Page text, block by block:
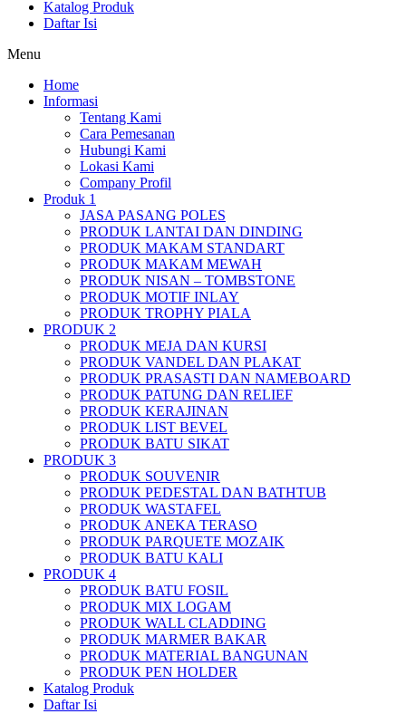
Katalog Produk
Daftar Isi
Menu
Home
Informasi
Tentang Kami
Cara Pemesanan
Hubungi Kami
Lokasi Kami
Company Profil
Produk 1
JASA PASANG POLES
PRODUK LANTAI DAN DINDING
PRODUK MAKAM STANDART
PRODUK MAKAM MEWAH
PRODUK NISAN – TOMBSTONE
PRODUK MOTIF INLAY
PRODUK TROPHY PIALA
PRODUK 2
PRODUK MEJA DAN KURSI
PRODUK VANDEL DAN PLAKAT
PRODUK PRASASTI DAN NAMEBOARD
PRODUK PATUNG DAN RELIEF
PRODUK KERAJINAN
PRODUK LIST BEVEL
PRODUK BATU SIKAT
PRODUK 3
PRODUK SOUVENIR
PRODUK PEDESTAL DAN BATHTUB
PRODUK WASTAFEL
PRODUK ANEKA TERASO
PRODUK PARQUETE MOZAIK
PRODUK BATU KALI
PRODUK 4
PRODUK BATU FOSIL
PRODUK MIX LOGAM
PRODUK WALL CLADDING
PRODUK MARMER BAKAR
PRODUK MATERIAL BANGUNAN
PRODUK PEN HOLDER
Katalog Produk
Daftar Isi